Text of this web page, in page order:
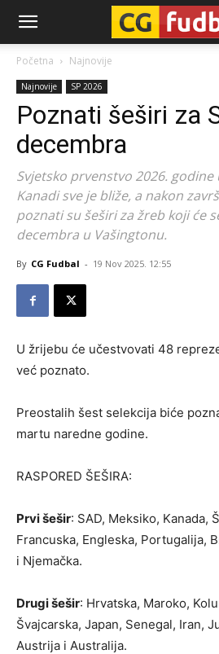
CG-
Fudbal
Početna Najnovije
Najnovije SP 2026
Poznati šeširi za
decembra
Svjetsko prvenstvo 2026. godine
Kanadi sve je bliže, a nakon
poznati su šeširi za žreb koji će
decembra u Vašingtonu.
By CG Fudbal - 19 Nov 2025. 12:55
U žrijebu će učestvovati 48
već poznato.
Preostalih šest selekcija biće
martu naredne godine.
RASPORED ŠEŠIRA:
Prvi šešir: SAD, Meksiko, Kanada,
Francuska, Engleska, Portugalija,
i Njemačka.
Drugi šešir: Hrvatska, Maroko,
Švajcarska, Japan, Senegal, Iran,
Austrija i Australija.